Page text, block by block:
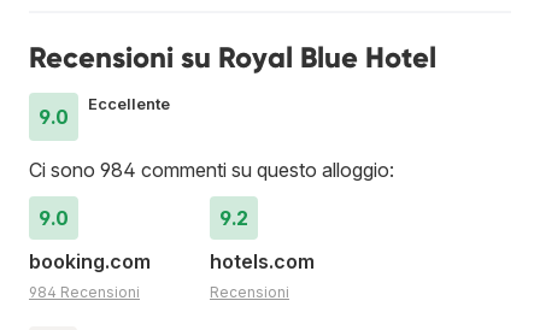
Recensioni su Royal Blue Hotel
9.0
Eccellente
Ci sono 984 commenti su questo alloggio:
9.0
booking.com
984 Recensioni
9.2
hotels.com
Recensioni